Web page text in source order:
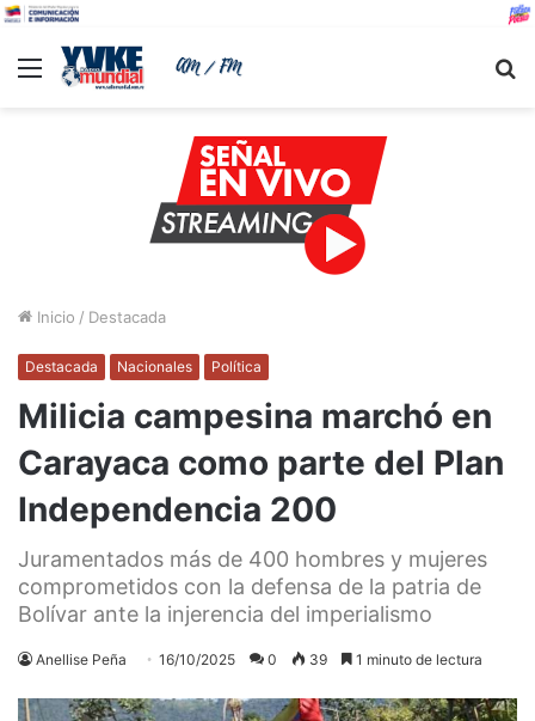
Menu
Inicio / Destacada
Destacada Nacionales Política
Milicia campesina marchó en
Carayaca como parte del Plan
Independencia 200
Juramentados más de 400 hombres y mujeres
comprometidos con la defensa de la patria de
Bolívar ante la injerencia del imperialismo
Anellise Peña 16/10/2025 0 39 1 minuto de lectura